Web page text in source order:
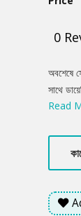
0
অবশেষে
সাথে
Read